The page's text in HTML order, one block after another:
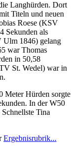
Langhürden. Dort
Titeln und neuen
Roese (KSV
Sekunden als
Ulm 1846) gelang
war Thomas
in 50,58
St. Wedel) war in
Meter Hürden sorgte
In der W50
Tina
Ergebnisrubrik...